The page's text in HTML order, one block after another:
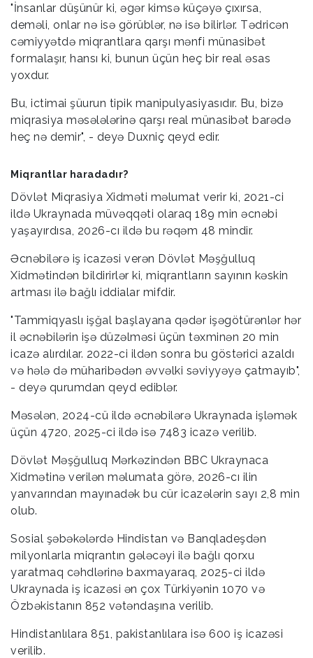
"İnsanlar düşünür ki, əgər kimsə küçəyə çıxırsa,
deməli, onlar nə isə görüblər, nə isə bilirlər. Tədricən
cəmiyyətdə miqrantlara qarşı mənfi münasibət
formalaşır, hansı ki, bunun üçün heç bir real əsas
yoxdur.
Bu, ictimai şüurun tipik manipulyasiyasıdır. Bu, bizə
miqrasiya məsələlərinə qarşı real münasibət barədə
heç nə demir", - deyə Duxniç qeyd edir.
Miqrantlar haradadır?
Dövlət Miqrasiya Xidməti məlumat verir ki, 2021-ci
ildə Ukraynada müvəqqəti olaraq 189 min əcnəbi
yaşayırdısa, 2026-cı ildə bu rəqəm 48 mindir.
Əcnəbilərə iş icazəsi verən Dövlət Məşğulluq
Xidmətindən bildirirlər ki, miqrantların sayının kəskin
artması ilə bağlı iddialar mifdir.
"Tammiqyaslı işğal başlayana qədər işəgötürənlər hər
il əcnəbilərin işə düzəlməsi üçün təxminən 20 min
icazə alırdılar. 2022-ci ildən sonra bu göstərici azaldı
və hələ də müharibədən əvvəlki səviyyəyə çatmayıb",
- deyə qurumdan qeyd ediblər.
Məsələn, 2024-cü ildə əcnəbilərə Ukraynada işləmək
üçün 4720, 2025-ci ildə isə 7483 icazə verilib.
Dövlət Məşğulluq Mərkəzindən BBC Ukraynaca
Xidmətinə verilən məlumata görə, 2026-cı ilin
yanvarından mayınadək bu cür icazələrin sayı 2,8 min
olub.
Sosial şəbəkələrdə Hindistan və Banqladeşdən
milyonlarla miqrantın gələcəyi ilə bağlı qorxu
yaratmaq cəhdlərinə baxmayaraq, 2025-ci ildə
Ukraynada iş icazəsi ən çox Türkiyənin 1070 və
Özbəkistanın 852 vətəndaşına verilib.
Hindistanlılara 851, pakistanlılara isə 600 iş icazəsi
verilib.